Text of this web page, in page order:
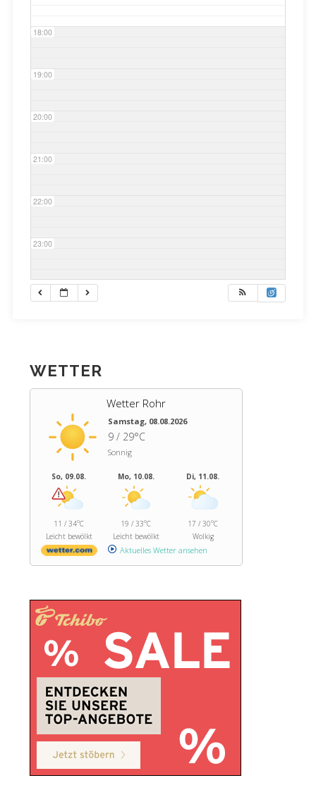
18:00
19:00
20:00
21:00
22:00
23:00
WETTER
Wetter Rohr
Samstag, 08.08.2026
9 / 29°C
Sonnig
So, 09.08.
11 / 34°C
Leicht bewölkt
Mo, 10.08.
19 / 33°C
Leicht bewölkt
Di, 11.08.
17 / 30°C
Wolkig
Aktuelles Wetter ansehen